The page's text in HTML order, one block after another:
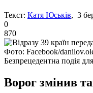
Текст: Катя Юськів, 3
0
870
Фото: Facebook/
Безпрецедентна подія
Ворог змінив